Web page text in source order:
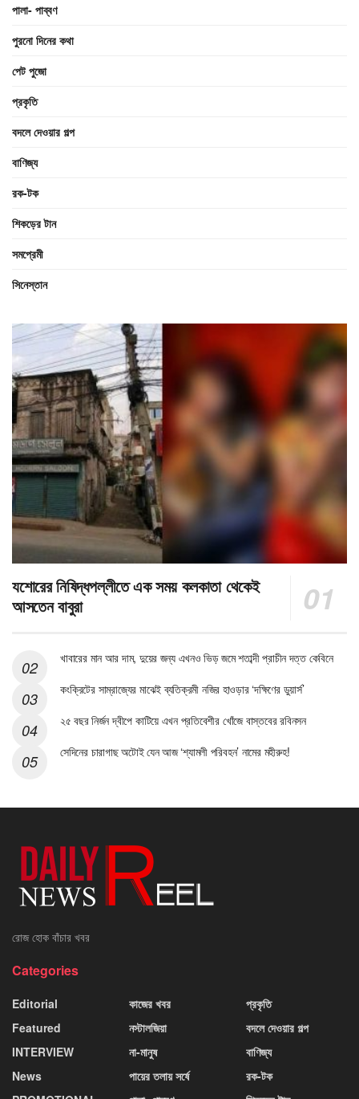
পালা- পাব্বণ
পুরনো দিনের কথা
পেট পুজো
প্রকৃতি
বদলে দেওয়ার গল্প
বাণিজ্য
রক-টক
শিকড়ের টান
সমপ্রেমী
সিনেস্তান
যশোরের নিষিদ্ধপল্লীতে এক সময় কলকাতা থেকেই
আসতেন বাবুরা
খাবারের মান আর দাম, দুয়ের জন্য এখনও ভিড় জমে শতাব্দী প্রাচীন দত্ত কেবিনে
কংক্রিটের সাম্রাজ্যের মাঝেই ব্যতিক্রমী নজির হাওড়ার ‘দক্ষিণের ডুয়ার্স’
২৫ বছর নির্জন দ্বীপে কাটিয়ে এখন প্রতিবেশীর খোঁজে বাস্তবের রবিনসন
সেদিনের চারাগাছ অটোই যেন আজ ‘শ্যামলী পরিবহন’ নামের মহীরুহ!
রোজ হোক বাঁচার খবর
Categories
Editorial
Featured
INTERVIEW
News
কাজের খবর
নস্টালজিয়া
না-মানুষ
পায়ের তলায় সর্ষে
প্রকৃতি
বদলে দেওয়ার গল্প
বাণিজ্য
রক-টক